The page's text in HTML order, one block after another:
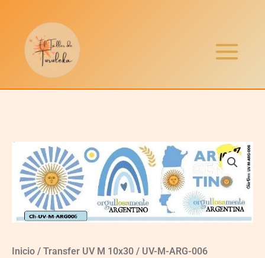
contenido
Inicio / Transfer UV M 10x30 / UV-M-ARG-006
ARG-
006
quantity